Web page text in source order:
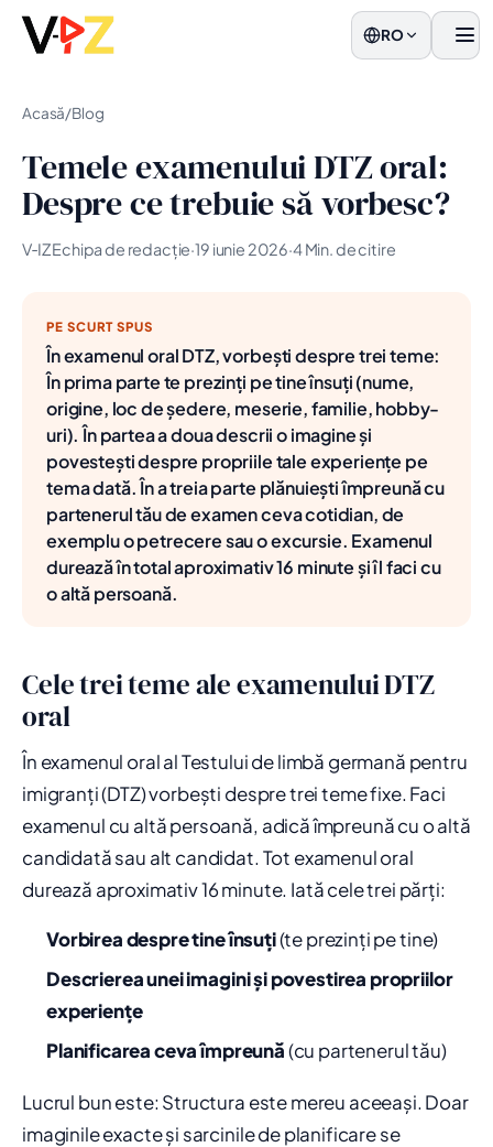
RO
Acasă/Blog
Temele examenului DTZ oral:
Despre ce trebuie să vorbesc?
V‑IZ Echipa de redacție·19 iunie 2026·4 Min. de citire
PE SCURT SPUS
În examenul oral DTZ, vorbești despre trei teme:
În prima parte te prezinți pe tine însuți (nume,
origine, loc de ședere, meserie, familie, hobby-
uri). În partea a doua descrii o imagine și
povestești despre propriile tale experiențe pe
tema dată. În a treia parte plănuiești împreună cu
partenerul tău de examen ceva cotidian, de
exemplu o petrecere sau o excursie. Examenul
durează în total aproximativ 16 minute și îl faci cu
o altă persoană.
Cele trei teme ale examenului DTZ
oral
În examenul oral al Testului de limbă germană pentru
imigranți (DTZ) vorbești despre trei teme fixe. Faci
examenul cu altă persoană, adică împreună cu o altă
candidată sau alt candidat. Tot examenul oral
durează aproximativ 16 minute. Iată cele trei părți:
Vorbirea despre tine însuți(te prezinți pe tine)
Descrierea unei imagini și povestirea propriilor
experiențe
Planificarea ceva împreună(cu partenerul tău)
Lucrul bun este: Structura este mereu aceeași. Doar
imaginile exacte și sarcinile de planificare se